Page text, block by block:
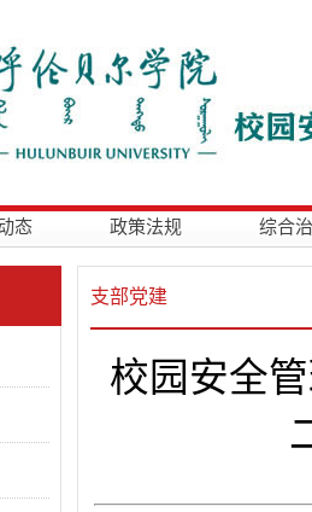
态 政策法规 综合
支部党建
校园安全